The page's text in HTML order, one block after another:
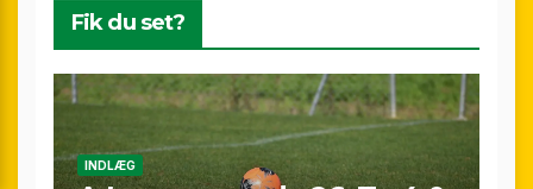
Fik du set?
INDLÆG